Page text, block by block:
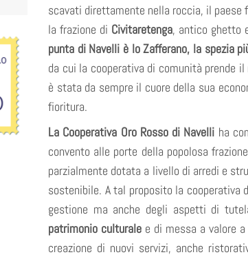
scavati direttamente nella roccia, il paese
la frazione di Civitaretenga, antico ghetto
punta di Navelli è lo Zafferano, la spezia
da cui la cooperativa di comunità prende
è stata da sempre il cuore della sua
fioritura.
La Cooperativa Oro Rosso di Navelli ha
convento alle porte della popolosa
parzialmente dotata a livello di arredi e
sostenibile. A tal proposito la cooperativa
gestione ma anche degli aspetti di
patrimonio culturalee di messa a valore
creazione di nuovi servizi, anche